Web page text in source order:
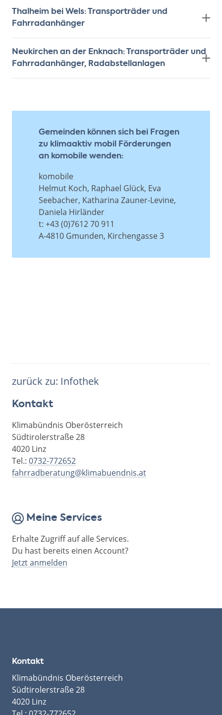
Thalheim bei Wels: Transporträder und
Fahrradanhänger
Neukirchen an der Enknach: Transporträder und
Fahrradanhänger, Radabstellanlagen
Gemeinden können sich bei Fragen
zu klimaaktiv mobil Förderungen
an komobile wenden:
komobile
Helmut Koch, Raphael Glück, Eva
Seebacher, Katharina Zauner-Levine,
Daniela Hirländer
t: +43 (0)7612 70 911
A-4810 Gmunden, Kirchengasse 3
zurück zu: Infothek
Kontakt
Klimabündnis Oberösterreich
Südtirolerstraße 28
4020 Linz
Tel.: 0732-772652
fahrradberatung@klimabuendnis.at
Meine Services
Erhalte Zugriff auf alle Services.
Du hast bereits einen Account?
Jetzt anmelden
Kontakt
Klimabündnis Oberösterreich
Südtirolerstraße 28
4020 Linz